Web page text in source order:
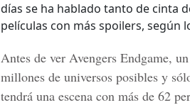
días se ha hablado tanto de cinta
películas con más spoilers, según
Antes de ver Avengers Endgame,
millones de universos posibles y
tendrá una escena con más de 62